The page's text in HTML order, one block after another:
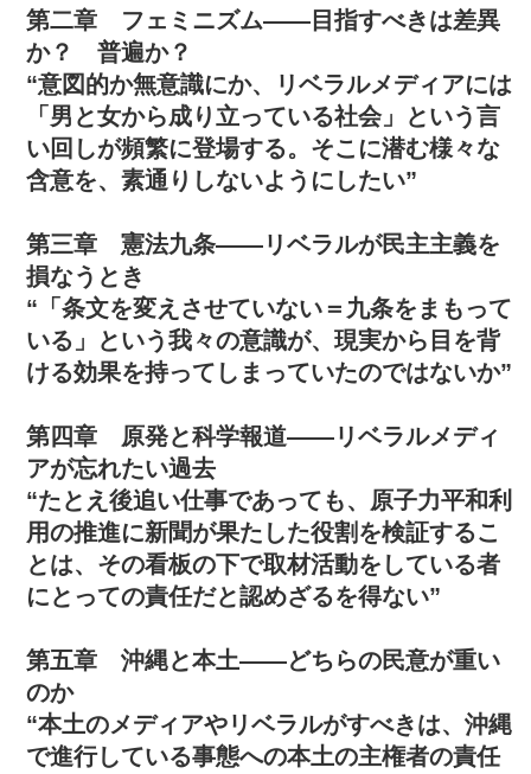
第二章 フェミニズム――目指すべきは差異
か？ 普遍か？
“意図的か無意識にか、リベラルメディアには
「男と女から成り立っている社会」という言
い回しが頻繁に登場する。そこに潜む様々な
含意を、素通りしないようにしたい”
第三章 憲法九条――リベラルが民主主義を
損なうとき
“「条文を変えさせていない＝九条をまもって
いる」という我々の意識が、現実から目を背
ける効果を持ってしまっていたのではないか”
第四章 原発と科学報道――リベラルメディ
アが忘れたい過去
“たとえ後追い仕事であっても、原子力平和利
用の推進に新聞が果たした役割を検証するこ
とは、その看板の下で取材活動をしている者
にとっての責任だと認めざるを得ない”
第五章 沖縄と本土――どちらの民意が重い
のか
“本土のメディアやリベラルがすべきは、沖縄
で進行している事態への本土の主権者の責任